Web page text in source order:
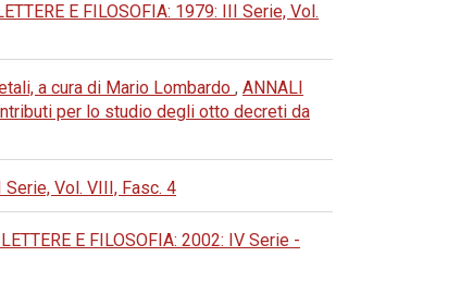
E FILOSOFIA: 1979: III Serie, Vol.
a cura di Mario Lombardo , ANNALI
per lo studio degli otto decreti da
Serie, Vol. VIII, Fasc. 4
E FILOSOFIA: 2002: IV Serie -